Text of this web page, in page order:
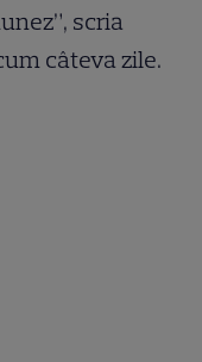
scria
câteva zile.